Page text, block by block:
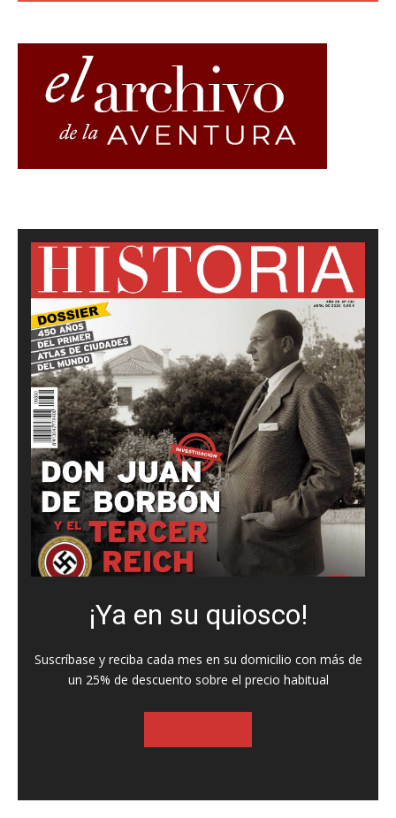
¡Ya en su quiosco!
Suscríbase y reciba cada mes en su domicilio con más de
un 25% de descuento sobre el precio habitual